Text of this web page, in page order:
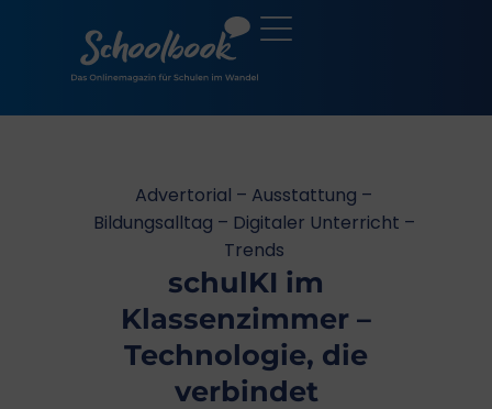
Advertorial – Ausstattung –
Bildungsalltag – Digitaler Unterricht –
Trends
schulKI im
Klassenzimmer –
Technologie, die
verbindet